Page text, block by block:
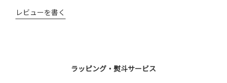
レビューを書く
ラッピング・熨斗サービス